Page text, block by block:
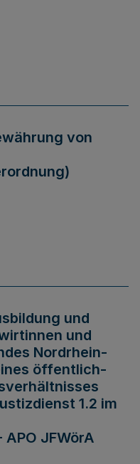
von
und
und
Nordrhein-
öffentlich-
1.2 im
JFWörA